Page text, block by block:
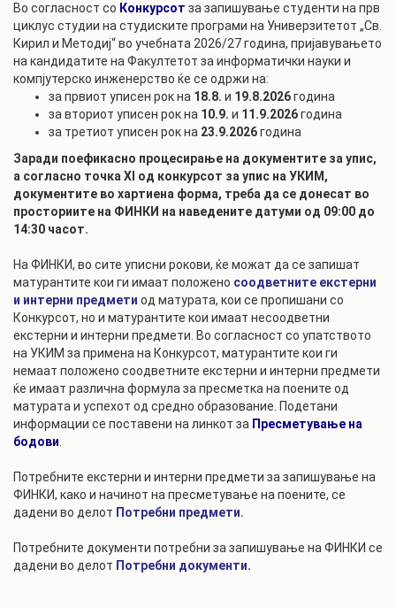
Во согласност со Конкурсот за запишување студенти на прв
циклус студии на студиските програми на Универзитетот „Св.
Кирил и Методиј“ во учебната 2026/27 година, пријавувањето
на кандидатите на Факултетот за информатички науки и
компјутерско инженерство ќе се одржи на:
за првиот уписен рок на 18.8. и 19.8.2026година
за вториот уписен рок на 10.9. и 11.9.2026година
за третиот уписен рок на 23.9.2026година
Заради поефикасно процесирање на документите за упис,
а согласно точка XI од конкурсот за упис на УКИМ,
документите во хартиена форма, треба да се донесат во
просториите на ФИНКИ на наведените датуми од 09:00 до
14:30 часот.
На ФИНКИ, во сите уписни рокови, ќе можат да се запишат
матурантите кои ги имаат положено соодветните екстерни
и интерни предмети од матурата, кои се пропишани со
Конкурсот, но и матурантите кои имаат несоодветни
екстерни и интерни предмети. Во согласност со упатството
на УКИМ за примена на Конкурсот, матурантите кои ги
немаат положено соодветните екстерни и интерни предмети
ќе имаат различна формула за пресметка на поените од
матурата и успехот од средно образование. Подетани
информации се поставени на линкот за Пресметување на
бодови
Потребните екстерни и интерни предмети за запишување на
ФИНКИ, како и начинот на пресметување на поените, се
дадени во делот Потребни предмети.
Потребните документи потребни за запишување на ФИНКИ се
дадени во делот Потребни документи.